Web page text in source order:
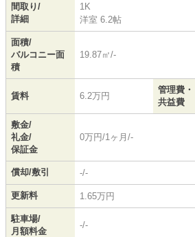
間取り/
詳細
1K
洋室 6.2帖
面積/
バルコニー面
積
19.87㎡/-
賃料 6.2万円
管理費・
共益費
敷金/
礼金/
保証金
0万円/1ヶ月/-
償却/敷引 -/-
更新料 1.65万円
駐車場/
月額料金
-/-